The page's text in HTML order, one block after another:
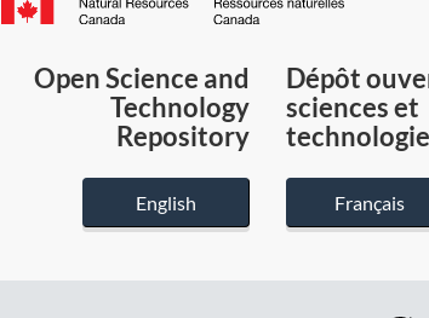
Canada.ca
du
Canada
Open Science and
Technology
Repository
English
Dépôt
sciences et
technologie
Français